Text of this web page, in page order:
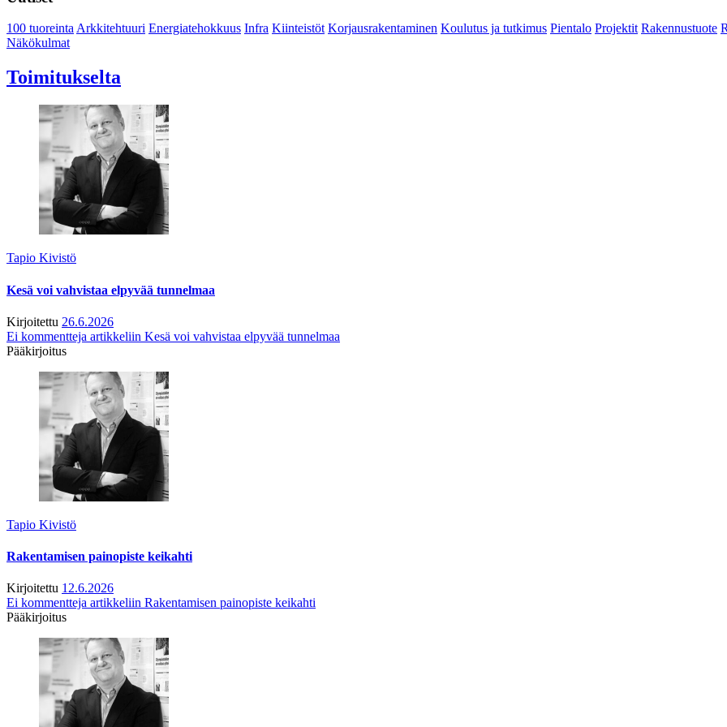
100 tuoreintaArkkitehtuuri Energiatehokkuus Infra Kiinteistöt Korjausrakentaminen Koulutus ja tutkimus Pientalo Projektit Rakennustuote
Näkökulmat
Toimitukselta
Tapio Kivistö
Kesä voi vahvistaa elpyvää tunnelmaa
Kirjoitettu 26.6.2026
Ei kommentteja artikkeliin Kesä voi vahvistaa elpyvää tunnelmaa
Pääkirjoitus
Tapio Kivistö
Rakentamisen painopiste keikahti
Kirjoitettu 12.6.2026
Ei kommentteja artikkeliin Rakentamisen painopiste keikahti
Pääkirjoitus